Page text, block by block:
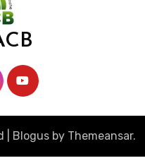
Blogusby Themeansar.